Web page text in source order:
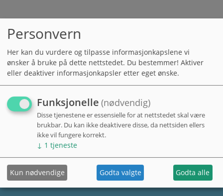
Personvern
Her kan du vurdere og tilpasse informasjonkapslene vi
ønsker å bruke på dette nettstedet. Du bestemmer! Aktiver
eller deaktiver informasjonkapsler etter eget ønske.
Funksjonelle (nødvendig)
Disse tjenestene er essensielle for at nettstedet skal være
brukbar. Du kan ikke deaktivere disse, da nettsiden ellers
ikke vil fungere korrekt.
↓ 1 tjeneste
Kun nødvendige Godta valgte Godta alle